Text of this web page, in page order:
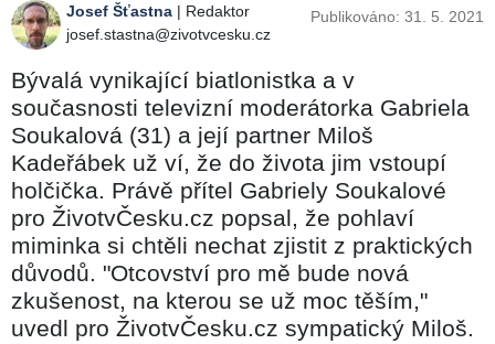
Josef Šťastna | Redaktor
josef.stastna@zivotvcesku.cz
Publikováno: 31. 5. 2021
Bývalá vynikající biatlonistka a v
současnosti televizní moderátorka Gabriela
Soukalová (31) a její partner Miloš
Kadeřábek už ví, že do života jim vstoupí
holčička. Právě přítel Gabriely Soukalové
pro ŽivotvČesku.cz popsal, že pohlaví
miminka si chtěli nechat zjistit z praktických
důvodů. "Otcovství pro mě bude nová
zkušenost, na kterou se už moc těším,"
uvedl pro ŽivotvČesku.cz sympatický Miloš.